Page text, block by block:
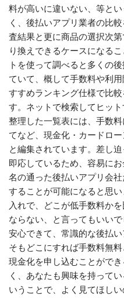
料が高いに違いない、等と
く、後払いアプリ業者の比
査結果と更に商品の選択次
り換えできるケースになる
トを使って調べると多くの
ていて、概して手数料や利
すすめランキング仕様で比
す。ネットで検索してヒッ
整理した一覧表には、手数
てなど、現金化・カードロ
と編集されています。差し
即応しているため、容易に
名の通った後払いアプリ会
することが可能になると思
入れで、どこが低手数料か
ならない、と言ってもいい
安心できて、常識的な後払
そもどこにすれば手数料無
現金化を申し込むことがで
く、あなたも興味を持って
いうことで、よく見てほし